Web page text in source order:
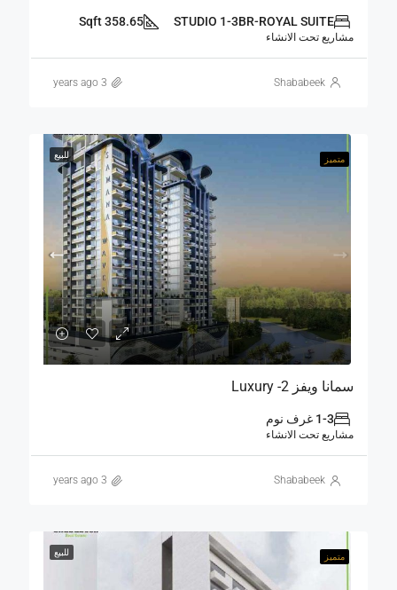
STUDIO 1-3BR-ROYAL SUITE
358.65 Sqft
مشاريع تحت الانشاء
Shababeek
3 years ago
متميز للبيع
سمانا ويفز 2- Luxury
1-3 غرف نوم
مشاريع تحت الانشاء
Shababeek
3 years ago
متميز للبيع